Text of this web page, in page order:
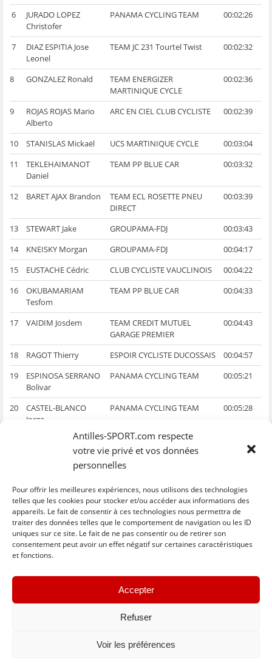
Antilles-SPORT.com respecte
votre vie privé et vos données
personnelles
Pour offrir les meilleures expériences, nous utilisons des technologies
telles que les cookies pour stocker et/ou accéder aux informations des
appareils. Le fait de consentir à ces technologies nous permettra de
traiter des données telles que le comportement de navigation ou les ID
uniques sur ce site. Le fait de ne pas consentir ou de retirer son
consentement peut avoir un effet négatif sur certaines caractéristiques
et fonctions.
Accepter
Refuser
Voir les préférences
6
JURADO LOPEZ
Christofer
PANAMA CYCLING TEAM 00:02:26
7
DIAZ ESPITIA Jose
Leonel
TEAM JC 231 Tourtel Twist 00:02:32
8 GONZALEZ Ronald
TEAM ENERGIZER
MARTINIQUE CYCLE
00:02:36
9
ROJAS ROJAS Mario
Alberto
ARC EN CIEL CLUB CYCLISTE 00:02:39
10 STANISLAS Mickaël UCS MARTINIQUE CYCLE
00:03:04
11
TEKLEHAIMANOT
Daniel
TEAM PP BLUE CAR 00:03:32
12 BARET AJAX Brandon
TEAM ECL ROSETTE PNEU
DIRECT
00:03:39
13 STEWART Jake GROUPAMA-FDJ
00:03:43
14
KNEISKY Morgan GROUPAMA-FDJ
00:04:17
15
EUSTACHE Cédric CLUB CYCLISTE VAUCLINOIS
00:04:22
16
OKUBAMARIAM
Tesfom
TEAM PP BLUE CAR 00:04:33
17 VAIDIM Josdem
TEAM CREDIT MUTUEL
GARAGE PREMIER
00:04:43
18 RAGOT Thierry ESPOIR CYCLISTE DUCOSSAIS
00:04:57
19
ESPINOSA SERRANO
Bolivar
PANAMA CYCLING TEAM 00:05:21
20
CASTEL-BLANCO
Jorge
PANAMA CYCLING TEAM 00:05:28
SELECTION GUADELOUPE
28
RINGUET Patrice SELECTION GUYANE 00:10:18
C
l
u
C
l
u
a
C
l
i
p
o
u
p
a
a
C
l
u
a
C
l
u